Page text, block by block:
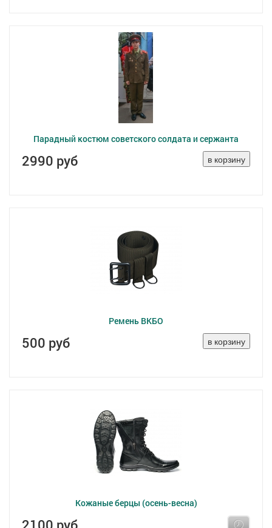
Парадный костюм советского солдата и сержанта
2990 руб
Ремень ВКБО
500 руб
Кожаные берцы (осень-весна)